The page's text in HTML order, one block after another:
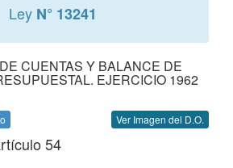
Ley N° 13241
CUENTAS Y BALANCE DE
EJERCICIO 1962
Ver Imagen del D.O.
54